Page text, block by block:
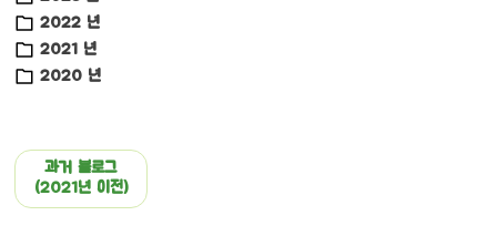
2022 년
2021 년
2020 년
과거 블로그
(2021년 이전)